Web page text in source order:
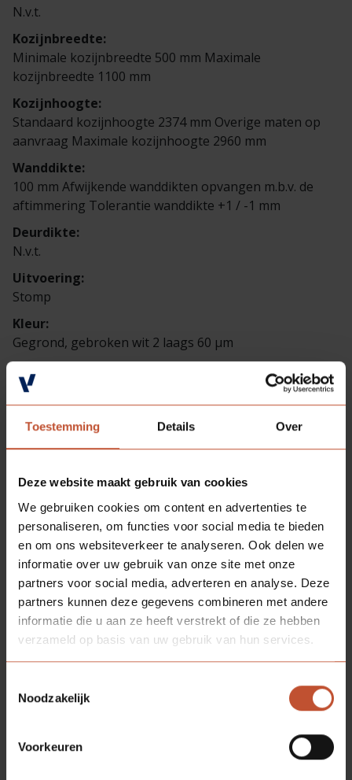
Toestemming Details Over
Deze website maakt gebruik van cookies
We gebruiken cookies om content en advertenties te
personaliseren, om functies voor social media te bieden
en om ons websiteverkeer te analyseren. Ook delen we
informatie over uw gebruik van onze site met onze
partners voor social media, adverteren en analyse. Deze
partners kunnen deze gegevens combineren met andere
informatie die u aan ze heeft verstrekt of die ze hebben
verzameld op basis van uw gebruik van hun services.
Noodzakelijk
Voorkeuren
Veelgestelde vragen
Brochures
Technische documentatie
Veelgestelde vragen
N.v.t.
Kozijnbreedte:
Minimale kozijnbreedte 500 mm Maximale
kozijnbreedte 1100 mm
Kozijnhoogte:
Standaard kozijnhoogte 2374 mm Overige maten op
aanvraag Maximale kozijnhoogte 2960 mm
Wanddikte:
100 mm Afwijkende wanddikten opvangen m.b.v. de
aftimmering Tolerantie wanddikte +1 / -1 mm
Deurdikte:
N.v.t.
Uitvoering:
Stomp
Kleur:
Gegrond, gebroken wit 2 laags 60 µm
Hardhout, gevingerlast FSC mixed-label gecertificeerd